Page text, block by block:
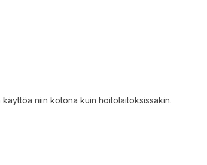
niin kotona kuin hoitolaitoksissakin.